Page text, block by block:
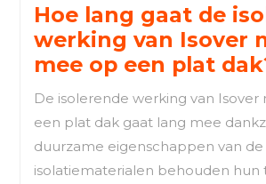
Hoe lang gaat de
werking van Isover
mee op een plat
De isolerende werking van Isover
een plat dak gaat lang mee
duurzame eigenschappen van de
isolatiematerialen behouden hun